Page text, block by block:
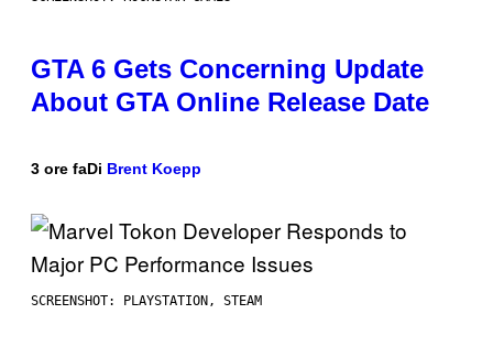
GTA 6 Gets Concerning Update
About GTA Online Release Date
3 ore faDi Brent Koepp
SCREENSHOT: PLAYSTATION, STEAM